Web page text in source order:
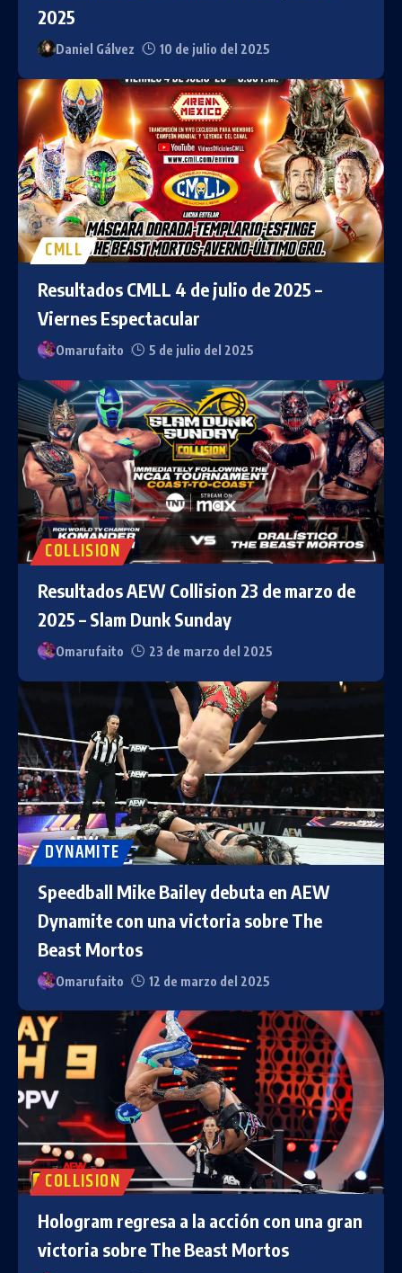
2025
Daniel Gálvez 10 de julio del 2025
CMLL
Resultados CMLL 4 de julio de 2025 –
Viernes Espectacular
Omarufaito 5 de julio del 2025
COLLISION
Resultados AEW Collision 23 de marzo de
2025 – Slam Dunk Sunday
Omarufaito 23 de marzo del 2025
DYNAMITE
Speedball Mike Bailey debuta en AEW
Dynamite con una victoria sobre The
Beast Mortos
Omarufaito 12 de marzo del 2025
COLLISION
Hologram regresa a la acción con una gran
victoria sobre The Beast Mortos